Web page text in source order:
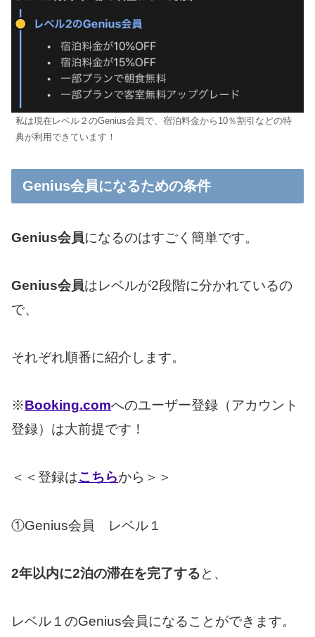
私は現在レベル２のGenius会員で、宿泊料金から10％割引などの特
典が利用できています！
Genius会員になるための条件
Genius会員になるのはすごく簡単です。
Genius会員はレベルが2段階に分かれているの
で、
それぞれ順番に紹介します。
※Booking.comへのユーザー登録（アカウント
登録）は大前提です！
＜＜登録はこちらから＞＞
①Genius会員 レベル１
2年以内に2泊の滞在を完了すると、
レベル１のGenius会員になることができます。